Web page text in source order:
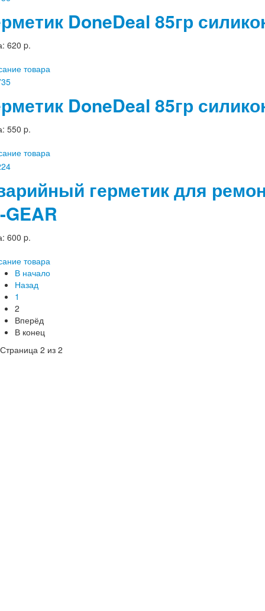
DoneDeal 85гр
620 p.
товара
DoneDeal 85гр
550 p.
товара
герметик для
GEAR
600 p.
товара
В начало
Назад
1
2
Вперёд
В конец
Страница 2 из 2